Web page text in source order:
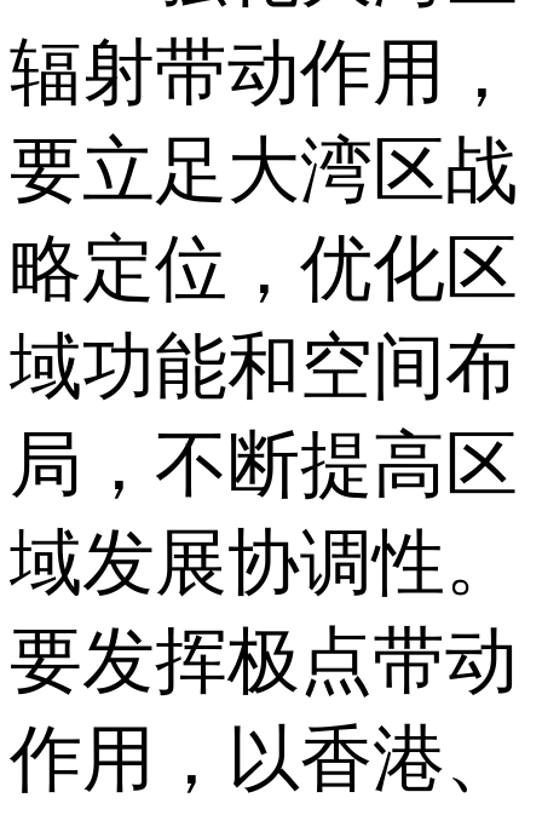
辐射带动作用，
要立足大湾区战
略定位，优化区
域功能和空间布
局，不断提高区
域发展协调性。
要发挥极点带动
作用，以香港、